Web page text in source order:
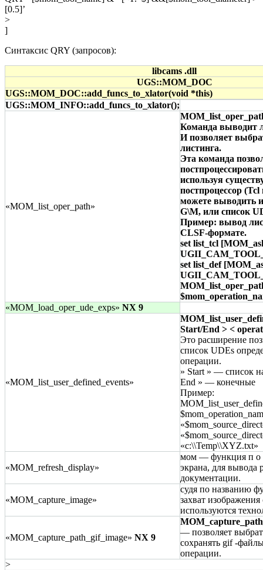
[0.5]’
>
]
Синтаксис QRY (запросов):
libcams .dll
UGS::MOM_DOC
UGS::MOM_DOC::add_funcs_to_xlator(void *this)
UGS::MOM_INFO::add_funcs_to_xlator();
«MOM_list_oper_path»
Команда выводит
И позволяет
листинга.
Эта команда
используя
постпроцессор
можете выводить
G\M, или список
Пример: вывод
CLSF-формате.
set list_tcl
set list_def
«MOM_load_oper_ude_exps» NX 9
«MOM_list_user_defined_events»
Start/End > <
Это расширение
список UDEs
операции.
» Start » — список
End » — конечные
Пример:
«c:\\Temp\\XYZ.txt»
«MOM_refresh_display»
мом — функция п о
экрана, для вывода
документации.
«MOM_capture_image»
судя по названию
захват
используются
«MOM_capture_path_gif_image» NX 9
— позволяет
сохранять gif -
операции.
>